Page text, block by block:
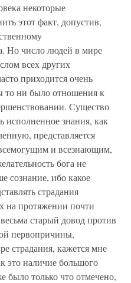
некоторые
этот факт, допустив,
Но число людей в мире
всех других
приходится очень
то ни было отношения к
Существо
исполненное знания, как
представляется
и всезнающим,
бога не
сознание, ибо какое
страдания
протяжении почти
старый довод против
первопричины,
страдания, кажется мне
это наличие большого
было только что отмечено,